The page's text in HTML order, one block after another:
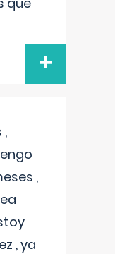
+
,
,
, ya